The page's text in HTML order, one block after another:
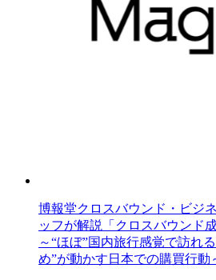
博報堂クロスバウンド・ビジ
ッフが解説「クロスバウンド成
～“ほぼ”国内旅行感覚で訪れ
め”が動かす日本での購買行動